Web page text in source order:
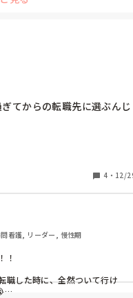
てからの転職先に選ぶんじ
ですが食前の血糖測定や注
とんどです。
院が時間を問わず来ること
だけで精一杯😵
だと感じました。
こられたKさんが、「大丈
ートしてくれます。
り体力的に無理です😭
景色が見られると思うの
見てほしい」とのことです
4 ・ 12/
看護, リーダー, 慢性期
！
職した時に、全然ついて行け